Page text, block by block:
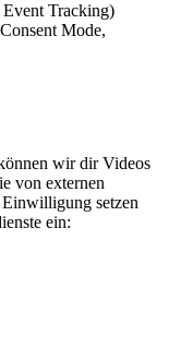
Tracking)
Mode,
wir dir Videos
von externen
setzen
ein: